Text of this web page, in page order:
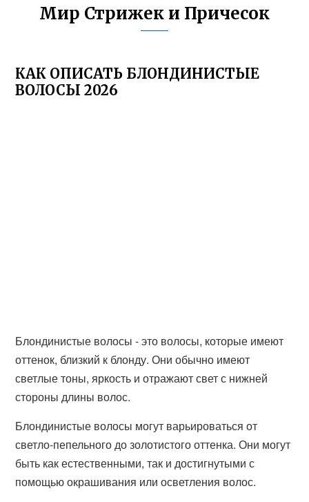
Мир Стрижек и Причесок
КАК ОПИСАТЬ БЛОНДИНИСТЫЕ
ВОЛОСЫ 2026
Блондинистые волосы - это волосы, которые имеют
оттенок, близкий к блонду. Они обычно имеют
светлые тоны, яркость и отражают свет с нижней
стороны длины волос.
Блондинистые волосы могут варьироваться от
светло-пепельного до золотистого оттенка. Они могут
быть как естественными, так и достигнутыми с
помощью окрашивания или осветления волос.